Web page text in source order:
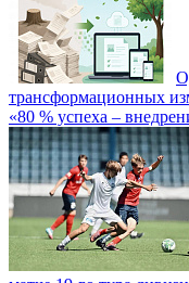
трансформационных
«80 % успеха –